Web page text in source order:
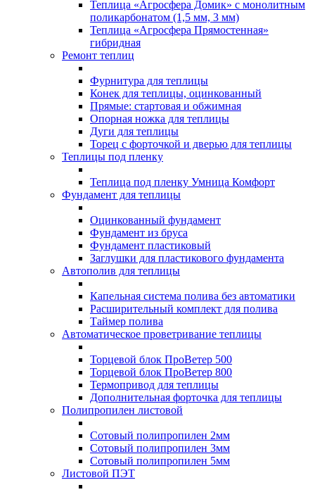
Теплица «Агросфера Домик» с монолитным
поликарбонатом (1,5 мм, 3 мм)
Теплица «Агросфера Прямостенная»
гибридная
Ремонт теплиц
Фурнитура для теплицы
Конек для теплицы, оцинкованный
Прямые: стартовая и обжимная
Опорная ножка для теплицы
Дуги для теплицы
Торец с форточкой и дверью для теплицы
Теплицы под пленку
Теплица под пленку Умница Комфорт
Фундамент для теплицы
Оцинкованный фундамент
Фундамент из бруса
Фундамент пластиковый
Заглушки для пластикового фундамента
Автополив для теплицы
Капельная система полива без автоматики
Расширительный комплект для полива
Таймер полива
Автоматическое проветривание теплицы
Торцевой блок ПроВетер 500
Торцевой блок ПроВетер 800
Термопривод для теплицы
Дополнительная форточка для теплицы
Полипропилен листовой
Сотовый полипропилен 2мм
Сотовый полипропилен 3мм
Сотовый полипропилен 5мм
Листовой ПЭТ